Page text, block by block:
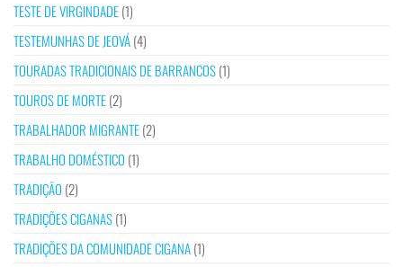
TESTE DE VIRGINDADE(1)
TESTEMUNHAS DE JEOVÁ(4)
TOURADAS TRADICIONAIS DE BARRANCOS(1)
TOUROS DE MORTE(2)
TRABALHADOR MIGRANTE(2)
TRABALHO DOMÉSTICO (1)
TRADIÇÃO (2)
TRADIÇÕES CIGANAS(1)
TRADIÇÕES DA COMUNIDADE CIGANA(1)